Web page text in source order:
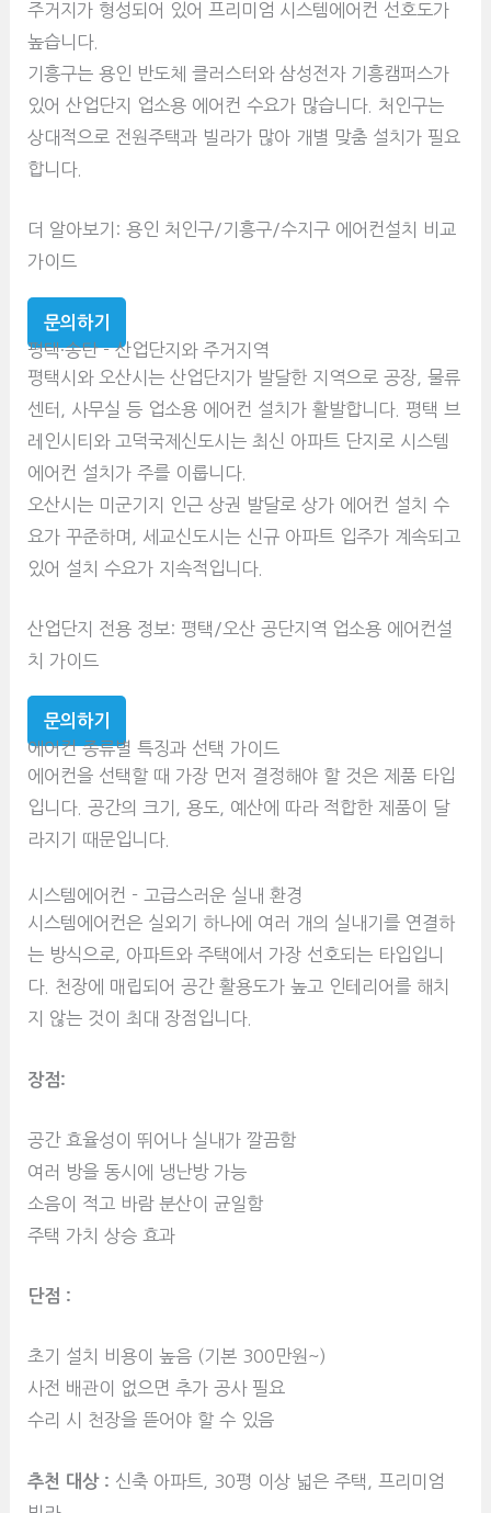
주거지가 형성되어 있어 프리미엄 시스템에어컨 선호도가
높습니다.
기흥구는 용인 반도체 클러스터와 삼성전자 기흥캠퍼스가
있어 산업단지 업소용 에어컨 수요가 많습니다. 처인구는
상대적으로 전원주택과 빌라가 많아 개별 맞춤 설치가 필요
합니다.
더 알아보기: 용인 처인구/기흥구/수지구 에어컨설치 비교
가이드
문의하기
평택·송탄 - 산업단지와 주거지역
평택시와 오산시는 산업단지가 발달한 지역으로 공장, 물류
센터, 사무실 등 업소용 에어컨 설치가 활발합니다. 평택 브
레인시티와 고덕국제신도시는 최신 아파트 단지로 시스템
에어컨 설치가 주를 이룹니다.
오산시는 미군기지 인근 상권 발달로 상가 에어컨 설치 수
요가 꾸준하며, 세교신도시는 신규 아파트 입주가 계속되고
있어 설치 수요가 지속적입니다.
산업단지 전용 정보: 평택/오산 공단지역 업소용 에어컨설
치 가이드
문의하기
에어컨 종류별 특징과 선택 가이드
에어컨을 선택할 때 가장 먼저 결정해야 할 것은 제품 타입
입니다. 공간의 크기, 용도, 예산에 따라 적합한 제품이 달
라지기 때문입니다.
시스템에어컨 - 고급스러운 실내 환경
시스템에어컨은 실외기 하나에 여러 개의 실내기를 연결하
는 방식으로, 아파트와 주택에서 가장 선호되는 타입입니
다. 천장에 매립되어 공간 활용도가 높고 인테리어를 해치
지 않는 것이 최대 장점입니다.
장점:
공간 효율성이 뛰어나 실내가 깔끔함
여러 방을 동시에 냉난방 가능
소음이 적고 바람 분산이 균일함
주택 가치 상승 효과
단점 :
초기 설치 비용이 높음 (기본 300만원~)
사전 배관이 없으면 추가 공사 필요
수리 시 천장을 뜯어야 할 수 있음
추천 대상 : 신축 아파트, 30평 이상 넓은 주택, 프리미엄